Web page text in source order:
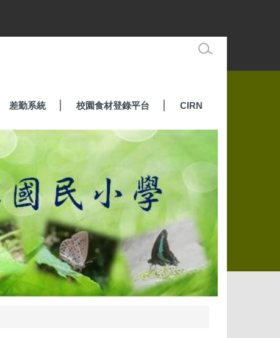
差勤系統 校園食材登錄平台 CIRN